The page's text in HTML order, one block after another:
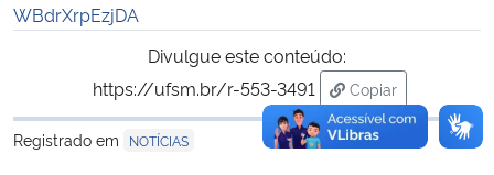
WBdrXrpEzjDA
Divulgue este conteúdo:
https://ufsm.br/r-553-3491
Copiar
para área de
Registrado em
NOTÍCIAS